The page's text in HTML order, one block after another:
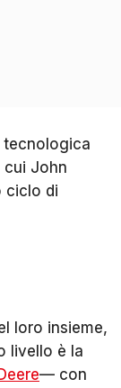
tecnologica
cui John
ciclo di
loro insieme,
livello è la
— con